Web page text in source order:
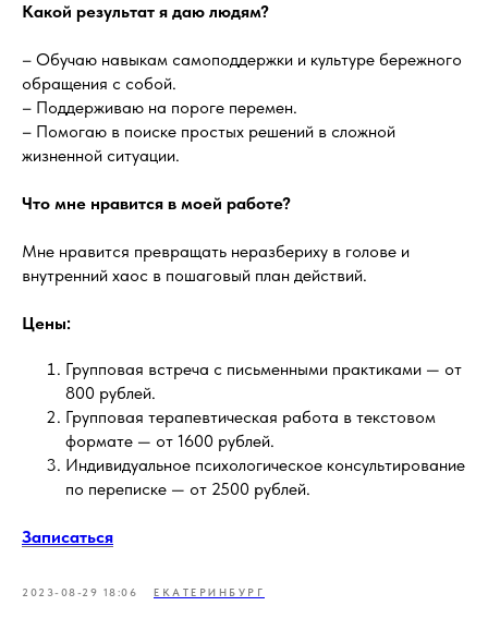
Какой результат я даю людям?
– Обучаю навыкам самоподдержки и культуре бережного
обращения с собой.
– Поддерживаю на пороге перемен.
– Помогаю в поиске простых решений в сложной
жизненной ситуации.
Что мне нравится в моей работе?
Мне нравится превращать неразбериху в голове и
внутренний хаос в пошаговый план действий.
Цены:
Групповая встреча с письменными практиками — от
800 рублей.
Групповая терапевтическая работа в текстовом
формате — от 1600 рублей.
Индивидуальное психологическое консультирование
по переписке — от 2500 рублей.
Записаться
2023-08-29 18:06 ЕКАТЕРИНБУРГ